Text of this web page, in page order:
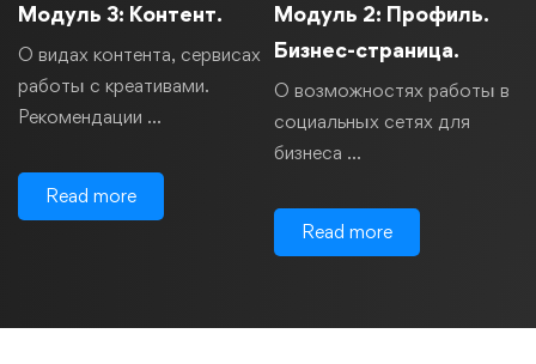
Модуль 3: Контент.
О видах контента, сервисах
работы с креативами.
Рекомендации …
Read more
Модуль 2: Профиль.
Бизнес-страница.
О возможностях работы в
социальных сетях для
бизнеса …
Read more